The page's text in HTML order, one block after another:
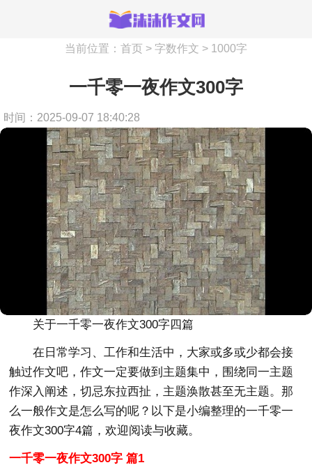
当前位置： 首页 > 字数作文 > 1000字
一千零一夜作文300字
时间：2025-09-07 18:40:28
关于一千零一夜作文300字四篇
在日常学习、工作和生活中，大家或多或少都会接
触过作文吧，作文一定要做到主题集中，围绕同一主题
作深入阐述，切忌东拉西扯，主题涣散甚至无主题。那
么一般作文是怎么写的呢？以下是小编整理的一千零一
夜作文300字4篇，欢迎阅读与收藏。
一千零一夜作文300字 篇1